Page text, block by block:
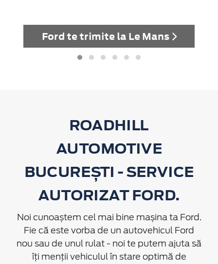
Ford te trimite la Le Mans
ROADHILL
AUTOMOTIVE
BUCUREȘTI - SERVICE
AUTORIZAT FORD.
Noi cunoaștem cel mai bine mașina ta Ford.
Fie că este vorba de un autovehicul Ford
nou sau de unul rulat - noi te putem ajuta să
îți menții vehiculul în stare optimă de